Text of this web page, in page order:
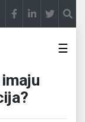
pretvara u destinaciju
☰